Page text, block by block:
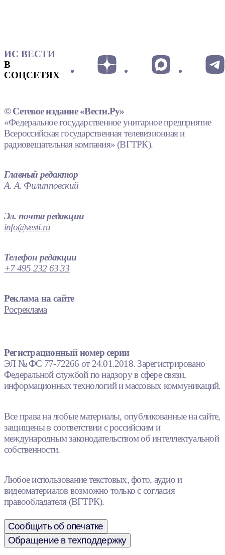
ИС ВЕСТИ
В
СОЦСЕТЯХ
© Сетевое издание «Вести.Ру»
«Федеральное государственное унитарное предприятие
Всероссийская государственная телевизионная и
радиовещательная компания» (ВГТРК).
Главный редактор
А. А. Филипповский
Эл. почта редакции
info@vesti.ru
Телефон редакции
+7 495 232 63 33
Реклама на сайте
Росреклама
Регистрационный номер серии
ЭЛ № ФС 77-72266 от 24.01.2018. Зарегистрировано
Федеральной службой по надзору в сфере связи,
информационных технологий и массовых коммуникаций.
Все права на любые материалы, опубликованные на сайте,
защищены в соответствии с российским и
международным законодательством об интеллектуальной
собственности.
Любое использование текстовых, фото, аудио и
видеоматериалов возможно только с согласия
правообладателя (ВГТРК).
Сообщить об опечатке
Обращение в техподдержку